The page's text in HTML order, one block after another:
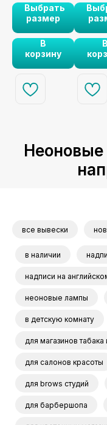
или
Ветеринарной
клиники
Выбрать
размер
В
корзину
В
Неоновые
все вывески
в наличии
надписи на
неоновые лампы
в детскую комнату
для магазинов табака
для салонов красоты
для brows студий
для барбершопа